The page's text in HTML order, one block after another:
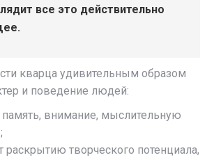
все это действительно
кварца удивительным образом
и поведение людей:
внимание, мыслительную
раскрытию творческого потенциала,